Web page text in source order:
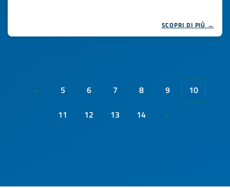
SCOPRI DI PIÙ →
« 5 6 7 8 9
10
11
12 13 14 »